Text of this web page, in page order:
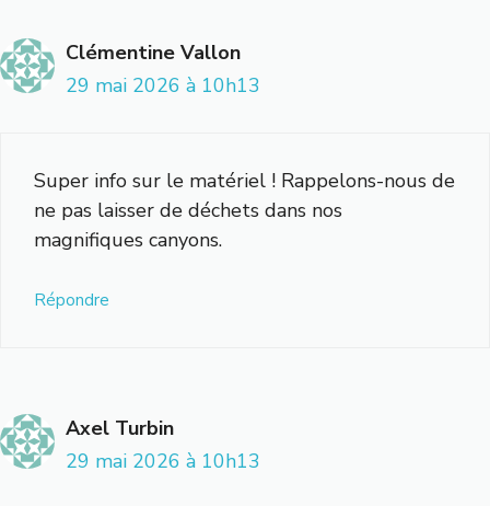
Clémentine Vallon
29 mai 2026 à 10h13
Super info sur le matériel ! Rappelons-nous de
ne pas laisser de déchets dans nos
magnifiques canyons.
Répondre
Axel Turbin
29 mai 2026 à 10h13